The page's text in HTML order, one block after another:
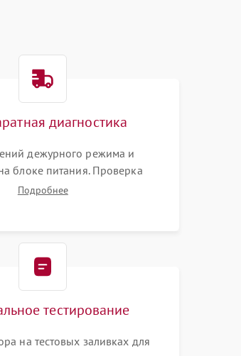
диагностика
дежурного режима и
блоке питания. Проверка
плате T-Con с помощью
Подробнее
тестирование
на тестовых заливках для